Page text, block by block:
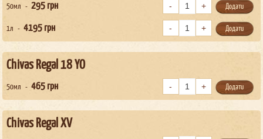
50мл 295 грн Додати
1л 4195 грн Додати
Chivas Regal 18 YO
50мл 465 грн Додати
Chivas Regal XV